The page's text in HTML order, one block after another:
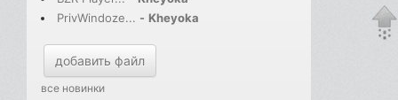
PrivWindoze... - Kheyoka
добавить файл
все новинки